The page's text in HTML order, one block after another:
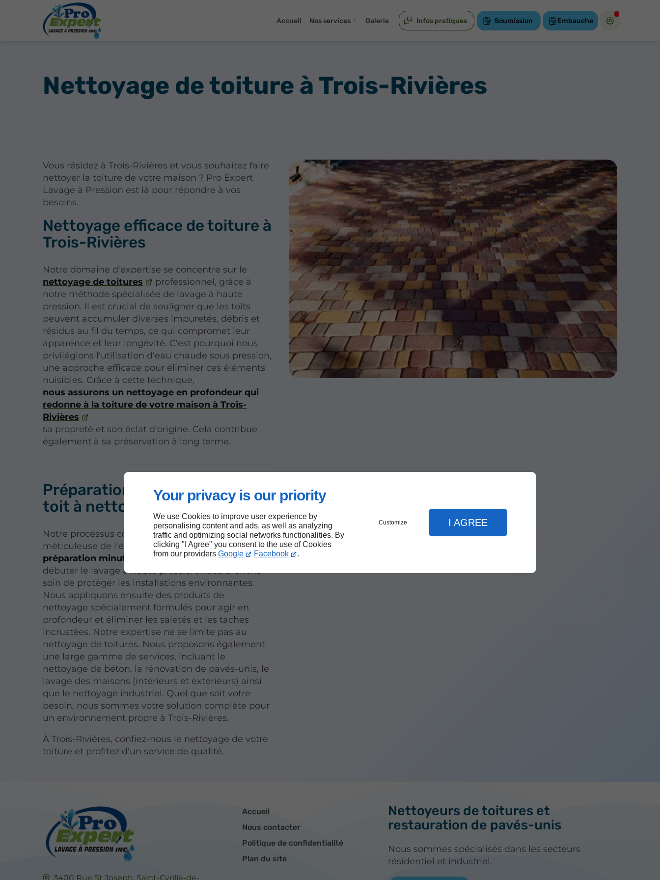
Your privacy is our priority
We use Cookies to improve user experience by
personalising content and ads, as well as analyzing
traffic and optimizing social networks functionalities. By
clicking "I Agree" you consent to the use of Cookies
from our providers Google Facebook .
Customize I AGREE
Accueil Nos services Galerie Infos pratiques Soumission Embauche
Nettoyage de toiture à Trois-Rivières
Vous résidez à Trois-Rivières et vous souhaitez faire
nettoyer la toiture de votre maison ? Pro Expert
Lavage à Pression est là pour répondre à vos
besoins.
Nettoyage efficace de toiture à
Trois-Rivières
Notre domaine d'expertise se concentre sur le
nettoyage de toitures
professionnel, grâce à
notre méthode spécialisée de lavage à haute
pression. Il est crucial de souligner que les toits
peuvent accumuler diverses impuretés, débris et
résidus au fil du temps, ce qui compromet leur
apparence et leur longévité. C'est pourquoi nous
privilégions l'utilisation d'eau chaude sous pression,
une approche efficace pour éliminer ces éléments
nuisibles. Grâce à cette technique,
nous assurons un nettoyage en profondeur qui
redonne à la toiture de votre maison à Trois-
Rivières
sa propreté et son éclat d'origine. Cela contribue
également à sa préservation à long terme.
Préparation de la surface du
toit à nettoyer à Trois-Rivières
Notre processus commence par une inspection
méticuleuse de l'état de votre toiture, suivie d'une
préparation minutieuse de la surface
. Avant de
débuter le lavage à haute pression, nous prenons
soin de protéger les installations environnantes.
Nous appliquons ensuite des produits de
nettoyage spécialement formulés pour agir en
profondeur et éliminer les saletés et les taches
incrustées. Notre expertise ne se limite pas au
nettoyage de toitures. Nous proposons également
une large gamme de services, incluant le
nettoyage de béton, la rénovation de pavés-unis, le
lavage des maisons (intérieurs et extérieurs) ainsi
que le nettoyage industriel. Quel que soit votre
besoin, nous sommes votre solution complète pour
un environnement propre à Trois-Rivières.
À Trois-Rivières, confiez-nous le nettoyage de votre
toiture et profitez d'un service de qualité.
3400 Rue St Joseph, Saint-Cyrille-de-
Accueil
Nous contacter
Politique de confidentialité
Plan du site
Nettoyeurs de toitures et
restauration de pavés-unis
Nous sommes spécialisés dans les secteurs
résidentiel et industriel.